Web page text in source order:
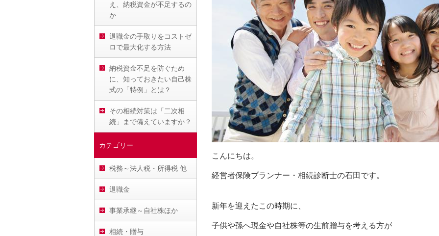
え、納税資金が不足するの
か
退職金の手取りをコストゼ
ロで最大化する方法
納税資金不足を防ぐため
に、知っておきたい自己株
式の「特例」とは？
その相続対策は「二次相
続」まで備えていますか？
カテゴリー
税務～法人税・所得税 他
退職金
事業承継～自社株ほか
相続・贈与
こんにちは。
経営者保険プランナー・相続診断士の石田です。
新年を迎えたこの時期に、
子供や孫へ現金や自社株等の生前贈与を考える方が